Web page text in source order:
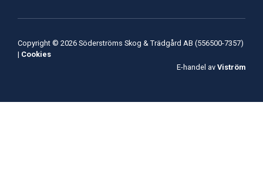
Copyright © 2026 Söderströms Skog & Trädgård AB (556500-7357)
| Cookies
E-handel av Viström